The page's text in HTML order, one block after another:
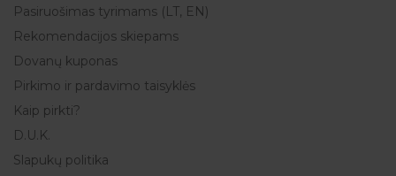
Pasiruošimas tyrimams (LT, EN)
Rekomendacijos skiepams
Dovanų kuponas
Pirkimo ir pardavimo taisyklės
Kaip pirkti?
D.U.K.
Slapukų politika